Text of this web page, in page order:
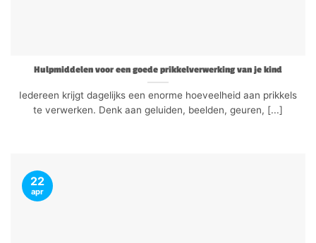
Hulpmiddelen voor een goede prikkelverwerking van je kind
Iedereen krijgt dagelijks een enorme hoeveelheid aan prikkels
te verwerken. Denk aan geluiden, beelden, geuren, [...]
22
apr